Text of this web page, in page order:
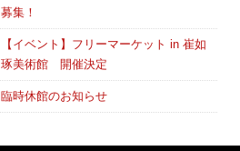
募集！
【イベント】フリーマーケット in 崔如
琢美術館 開催決定
臨時休館のお知らせ